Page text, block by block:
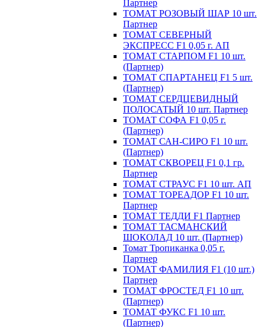
Партнер
ТОМАТ РОЗОВЫЙ ШАР 10 шт.
Партнер
ТОМАТ СЕВЕРНЫЙ
ЭКСПРЕСС F1 0,05 г. АП
ТОМАТ СТАРПОМ F1 10 шт.
(Партнер)
ТОМАТ СПАРТАНЕЦ F1 5 шт.
(Партнер)
ТОМАТ СЕРДЦЕВИДНЫЙ
ПОЛОСАТЫЙ 10 шт. Партнер
ТОМАТ СОФА F1 0,05 г.
(Партнер)
ТОМАТ САН-СИРО F1 10 шт.
(Партнер)
ТОМАТ СКВОРЕЦ F1 0,1 гр.
Партнер
ТОМАТ СТРАУС F1 10 шт. АП
ТОМАТ ТОРЕАДОР F1 10 шт.
Партнер
ТОМАТ ТЕДДИ F1 Партнер
ТОМАТ ТАСМАНСКИЙ
ШОКОЛАД 10 шт. (Партнер)
Томат Тропиканка 0,05 г.
Партнер
ТОМАТ ФАМИЛИЯ F1 (10 шт.)
Партнер
ТОМАТ ФРОСТЕД F1 10 шт.
(Партнер)
ТОМАТ ФУКС F1 10 шт.
(Партнер)